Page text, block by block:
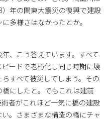
年の関東大震災の復興で建設
多様さはなかったとか。
、こう答えています。すべて
ードで老朽化し同じ時期に壊
すべて被災してしまう。その
にしたと。でもこれは建前
術者がこれほど一気に橋の建設
。さまざまな構造の橋にチャ